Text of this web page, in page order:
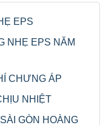
EPS
NHẸ EPS NĂM
CHƯNG ÁP
NHIỆT
GÒN HOÀNG